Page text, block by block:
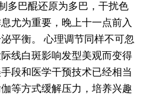
多巴醌还原为多巴，干扰色
尤为重要，晚上十一点前入
平衡。
心理调节同样不可忽
线白斑影响发型美观而变得
段和医学干预技术已经相当
等方式缓解压力，培养兴趣